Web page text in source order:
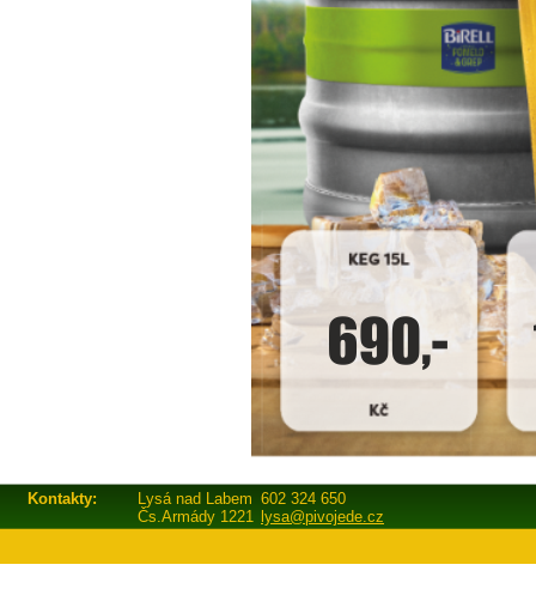
Kontakty: Lysá nad Labem 602 324 650
Čs.Armády 1221 lysa@pivojede.cz